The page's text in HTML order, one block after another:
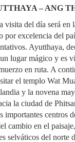
– ANG
visita del día será
por excelencia del
Ayutthaya,
lugar mágico y es
en ruta. A
el templo Wat
y la novena
la ciudad de
importantes centros
cambio en el
selváticos del